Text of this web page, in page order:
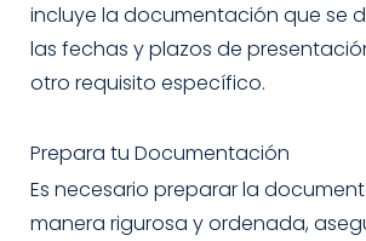
incluye la documentación que se
las fechas y plazos de
otro requisito específico.
Prepara tu Documentación
Es necesario preparar la
manera rigurosa y ordenada,